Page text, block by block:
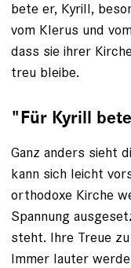
bete er, Kyrill,
vom Klerus und
dass sie ihrer
treu bleibe.
"Für Kyrill
Ganz anders sieht
kann sich leicht
orthodoxe Kirche
Spannung
steht. Ihre Treue
Immer lauter